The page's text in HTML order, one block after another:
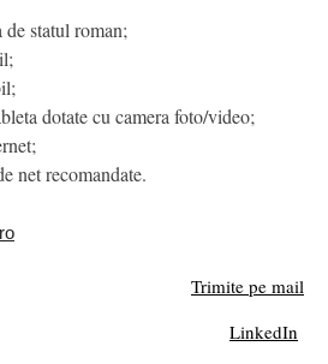
de statul roman;
dotate cu camera foto/video;
net recomandate.
Trimite pe mail
LinkedIn